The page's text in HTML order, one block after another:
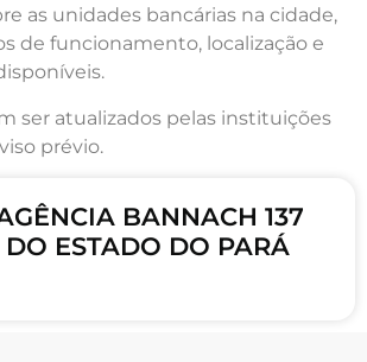
as unidades bancárias na cidade,
de funcionamento, localização e
ser atualizados pelas instituições
prévio.
BANNACH 137
ESTADO DO PARÁ